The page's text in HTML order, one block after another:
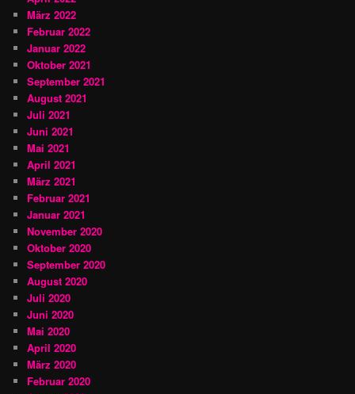
März 2022
Februar 2022
Januar 2022
Oktober 2021
September 2021
August 2021
Juli 2021
Juni 2021
Mai 2021
April 2021
März 2021
Februar 2021
Januar 2021
November 2020
Oktober 2020
September 2020
August 2020
Juli 2020
Juni 2020
Mai 2020
April 2020
März 2020
Februar 2020